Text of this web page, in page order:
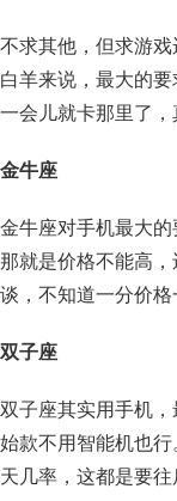
不求其他，但求游
白羊来说，最大的
一会儿就卡那里了，
金牛座
金牛座对手机最大的
那就是价格不能高
谈，不知道一分价格
双子座
双子座其实用手机
始款不用智能机也
天几率，这都是要